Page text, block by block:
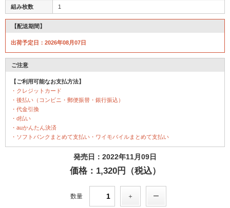
組み枚数 1
【配送期間】
出荷予定日：2026年08月07日
ご注意
【ご利用可能なお支払方法】
・クレジットカード
・後払い（コンビニ・郵便振替・銀行振込）
・代金引換
・d払い
・auかんたん決済
・ソフトバンクまとめて支払い・ワイモバイルまとめて支払い
発売日：2022年11月09日
価格：1,320円（税込）
数量